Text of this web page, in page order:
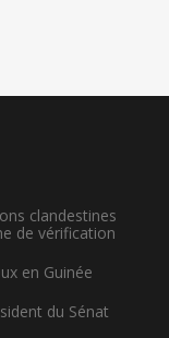
clandestines
de vérification
en Guinée
du Sénat